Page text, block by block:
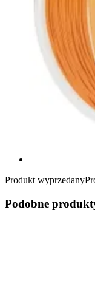
Produkt wyprzedany
Podobne